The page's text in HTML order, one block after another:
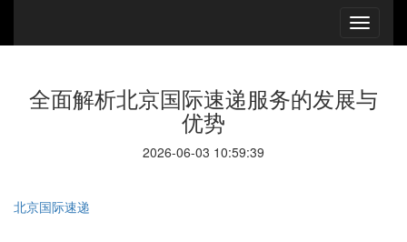
全面解析北京国际速递服务的发展与
优势
2026-06-03 10:59:39
北京国际速递